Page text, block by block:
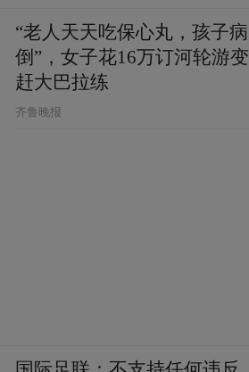
“老人天天吃保心丸，孩子病
倒”，女子花16万订河轮游变
赶大巴拉练
齐鲁晚报